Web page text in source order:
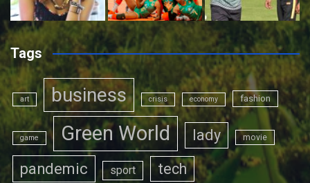
Tags
art business crisis economy fashion
game Green World lady movie
pandemic sport tech